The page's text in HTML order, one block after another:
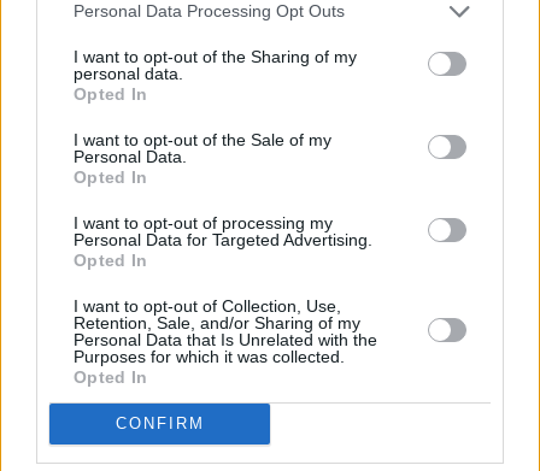
Personal Data Processing Opt Outs
I want to opt-out of the Sharing of my
personal data.
Opted In
I want to opt-out of the Sale of my
Personal Data.
Opted In
I want to opt-out of processing my
Personal Data for Targeted Advertising.
Opted In
I want to opt-out of Collection, Use,
Retention, Sale, and/or Sharing of my
Personal Data that Is Unrelated with the
Purposes for which it was collected.
Opted In
CONFIRM
Media
3.727.305 μοναδικοί χρήστες επέλεξαν το
mononews.gr για την ενημέρωσή τους τον μήνα
Απρίλιο